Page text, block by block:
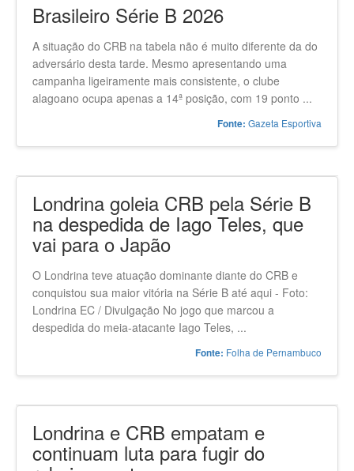
Brasileiro Série B 2026
A situação do CRB na tabela não é muito diferente da do
adversário desta tarde. Mesmo apresentando uma
campanha ligeiramente mais consistente, o clube
alagoano ocupa apenas a 14ª posição, com 19 ponto ...
Fonte: Gazeta Esportiva
Londrina goleia CRB pela Série B
na despedida de Iago Teles, que
vai para o Japão
O Londrina teve atuação dominante diante do CRB e
conquistou sua maior vitória na Série B até aqui - Foto:
Londrina EC / Divulgação No jogo que marcou a
despedida do meia-atacante Iago Teles, ...
Fonte: Folha de Pernambuco
Londrina e CRB empatam e
continuam luta para fugir do